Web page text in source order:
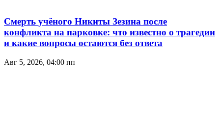
Смерть учёного Никиты Зезина после
конфликта на парковке: что известно о трагедии
и какие вопросы остаются без ответа
Авг 5, 2026, 04:00 пп